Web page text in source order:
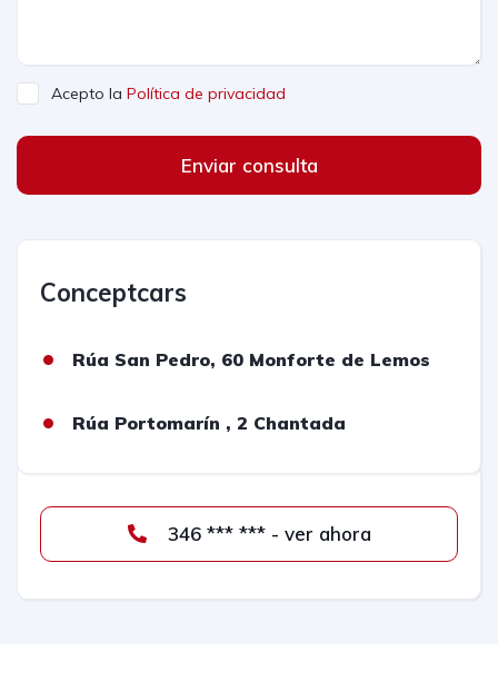
Acepto la Política de privacidad
Enviar consulta
Conceptcars
Rúa San Pedro, 60 Monforte de Lemos
Rúa Portomarín , 2 Chantada
346 *** *** - ver ahora